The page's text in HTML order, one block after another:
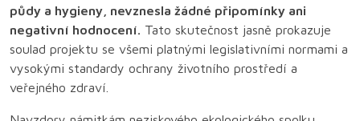
půdy a hygieny, nevznesla žádné připomínky ani
negativní hodnocení. Tato skutečnost jasně prokazuje
soulad projektu se všemi platnými legislativními normami a
vysokými standardy ochrany životního prostředí a
veřejného zdraví.